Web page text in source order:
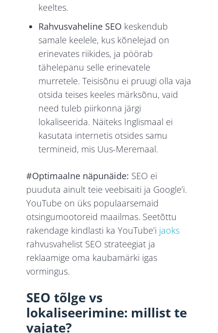
keeltes.
Rahvusvaheline SEO keskendub
samale keelele, kus kõnelejad on
erinevates riikides, ja pöörab
tähelepanu selle erinevatele
murretele. Teisisõnu ei pruugi olla vaja
otsida teises keeles märksõnu, vaid
need tuleb piirkonna järgi
lokaliseerida. Näiteks Inglismaal ei
kasutata internetis otsides samu
termineid, mis Uus-Meremaal.
#Optimaalne näpunäide: SEO ei
puuduta ainult teie veebisaiti ja Google’i.
YouTube on üks populaarsemaid
otsingumootoreid maailmas. Seetõttu
rakendage kindlasti ka YouTube’i jaoks
rahvusvahelist SEO strateegiat ja
reklaamige oma kaubamärki igas
vormingus.
SEO tõlge vs
lokaliseerimine: millist te
vajate?